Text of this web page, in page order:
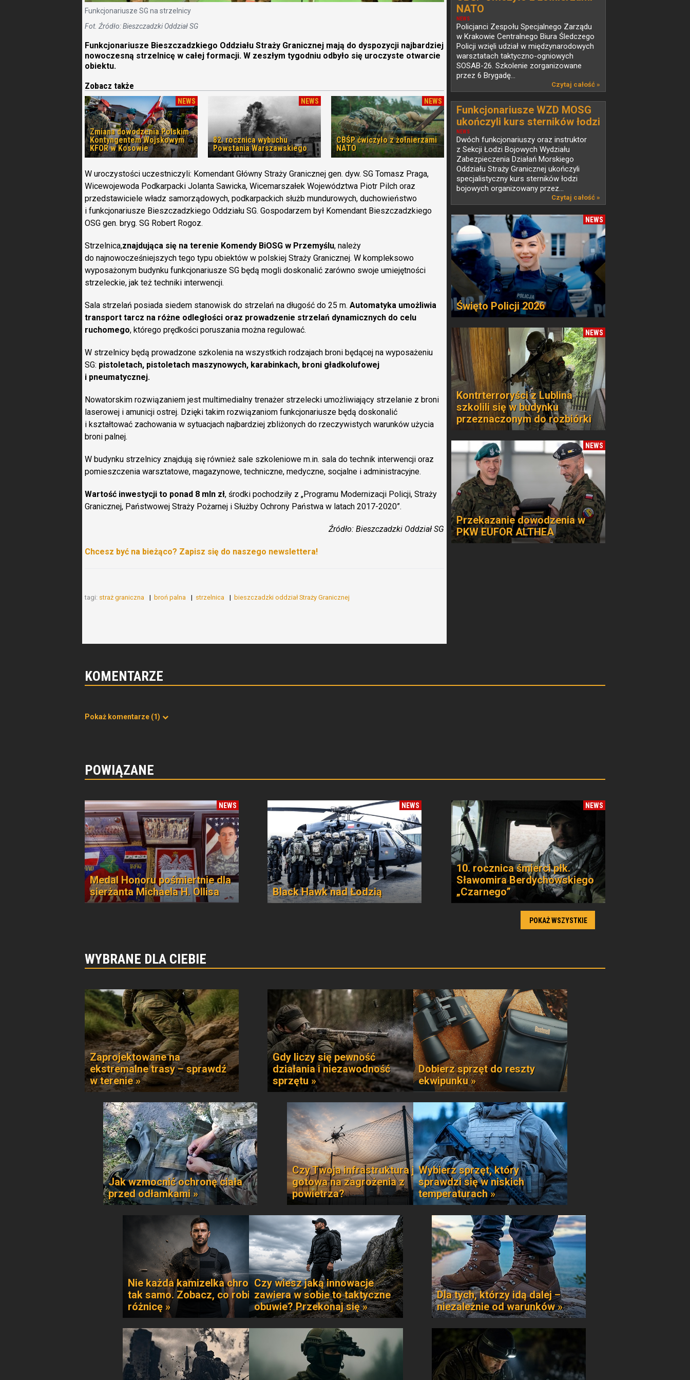
Funkcjonariusze SG na strzelnicy
Fot. Źródło: Bieszczadzki Oddział SG
Funkcjonariusze Bieszczadzkiego Oddziału Straży Granicznej mają do dyspozycji najbardziej
nowoczesną strzelnicę w całej formacji. W zeszłym tygodniu odbyło się uroczyste otwarcie
obiektu.
Zobacz także
NEWS
Zmiana dowodzenia Polskim
Kontyngentem Wojskowym
KFOR w Kosowie
NEWS
82. rocznica wybuchu
Powstania Warszawskiego
NEWS
CBŚP ćwiczyło z żołnierzami
NATO
W uroczystości uczestniczyli: Komendant Główny Straży Granicznej gen. dyw. SG Tomasz Praga,
Wicewojewoda Podkarpacki Jolanta Sawicka, Wicemarszałek Województwa Piotr Pilch oraz
przedstawiciele władz samorządowych, podkarpackich służb mundurowych, duchowieństwo
i funkcjonariusze Bieszczadzkiego Oddziału SG. Gospodarzem był Komendant Bieszczadzkiego
OSG gen. bryg. SG Robert Rogoz.
Strzelnica,znajdująca się na terenie Komendy BiOSG w Przemyślu, należy
do najnowocześniejszych tego typu obiektów w polskiej Straży Granicznej. W kompleksowo
wyposażonym budynku funkcjonariusze SG będą mogli doskonalić zarówno swoje umiejętności
strzeleckie, jak też techniki interwencji.
Sala strzelań posiada siedem stanowisk do strzelań na długość do 25 m. Automatyka umożliwia
transport tarcz na różne odległości oraz prowadzenie strzelań dynamicznych do celu
ruchomego, którego prędkości poruszania można regulować.
W strzelnicy będą prowadzone szkolenia na wszystkich rodzajach broni będącej na wyposażeniu
SG: pistoletach, pistoletach maszynowych, karabinkach, broni gładkolufowej
i pneumatycznej.
Nowatorskim rozwiązaniem jest multimedialny trenażer strzelecki umożliwiający strzelanie z broni
laserowej i amunicji ostrej. Dzięki takim rozwiązaniom funkcjonariusze będą doskonalić
i kształtować zachowania w sytuacjach najbardziej zbliżonych do rzeczywistych warunków użycia
broni palnej.
W budynku strzelnicy znajdują się również sale szkoleniowe m.in. sala do technik interwencji oraz
pomieszczenia warsztatowe, magazynowe, techniczne, medyczne, socjalne i administracyjne.
Wartość inwestycji to ponad 8 mln zł, środki pochodziły z „Programu Modernizacji Policji, Straży
Granicznej, Państwowej Straży Pożarnej i Służby Ochrony Państwa w latach 2017-2020”.
Źródło: Bieszczadzki Oddział SG
Chcesz być na bieżąco? Zapisz się do naszego newslettera!
tagi: straż graniczna broń palna strzelnica bieszczadzki oddział Straży Granicznej
NEWS
NATO
Policjanci Zespołu Specjalnego Zarządu
w Krakowie Centralnego Biura Śledczego
Policji wzięli udział w międzynarodowych
warsztatach taktyczno-ogniowych
SOSAB-26. Szkolenie zorganizowane
przez 6 Brygadę...
Czytaj całość »
NEWS
Funkcjonariusze WZD MOSG
ukończyli kurs sterników łodzi
bojowych
Dwóch funkcjonariuszy oraz instruktor
z Sekcji Łodzi Bojowych Wydziału
Zabezpieczenia Działań Morskiego
Oddziału Straży Granicznej ukończyli
specjalistyczny kurs sterników łodzi
bojowych organizowany przez...
Czytaj całość »
NEWS
Święto Policji 2026
NEWS
Kontrterroryści z Lublina
szkolili się w budynku
przeznaczonym do rozbiórki
NEWS
Przekazanie dowodzenia w
PKW EUFOR ALTHEA
KOMENTARZE
Pokaż komentarze (1)
POWIĄZANE
NEWS
Medal Honoru pośmiertnie dla
sierżanta Michaela H. Ollisa
NEWS
Black Hawk nad Łodzią
NEWS
10. rocznica śmierci płk.
Sławomira Berdychowskiego
„Czarnego”
POKAŻ WSZYSTKIE
WYBRANE DLA CIEBIE
Zaprojektowane na
ekstremalne trasy – sprawdź
w terenie »
Gdy liczy się pewność
działania i niezawodność
sprzętu »
Dobierz sprzęt do reszty
ekwipunku »
Jak wzmocnić ochronę ciała
przed odłamkami »
Czy Twoja infrastruktura jest
gotowa na zagrożenia z
powietrza?
Wybierz sprzęt, który
sprawdzi się w niskich
temperaturach »
Nie każda kamizelka chroni
tak samo. Zobacz, co robi
różnicę »
Czy wiesz jaką innowacje
zawiera w sobie to taktyczne
obuwie? Przekonaj się »
Dla tych, którzy idą dalej –
niezależnie od warunków »